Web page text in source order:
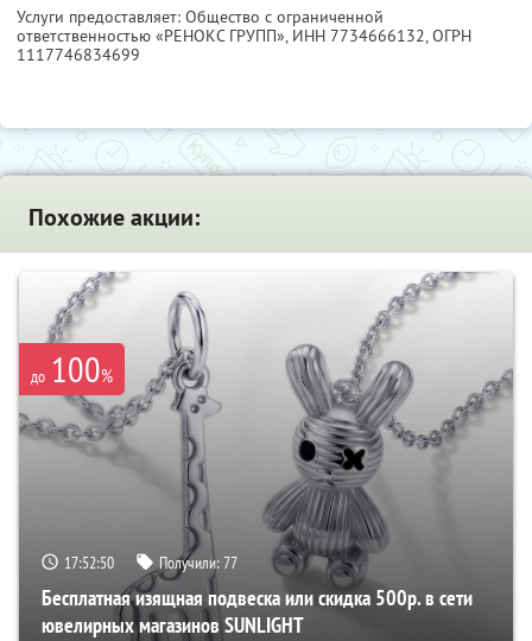
Услуги предоставляет: Общество с ограниченной
ответственностью «РЕНОКС ГРУПП», ИНН 7734666132, ОГРН
1117746834699
Похожие акции:
до 100%
17:52:49 Получили:77
Бесплатная изящная подвеска или скидка 500р. в сети
ювелирных магазинов SUNLIGHT